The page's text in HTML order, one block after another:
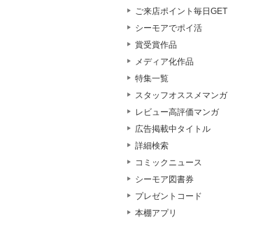
ご来店ポイント毎日GET
シーモアでポイ活
賞受賞作品
メディア化作品
特集一覧
スタッフオススメマンガ
レビュー高評価マンガ
広告掲載中タイトル
詳細検索
コミックニュース
シーモア図書券
プレゼントコード
本棚アプリ